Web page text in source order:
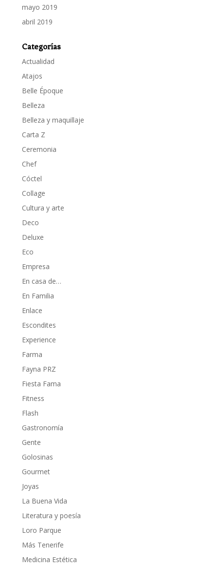
mayo 2019
abril 2019
Categorías
Actualidad
Atajos
Belle Époque
Belleza
Belleza y maquillaje
Carta Z
Ceremonia
Chef
Cóctel
Collage
Cultura y arte
Deco
Deluxe
Eco
Empresa
En casa de…
En Familia
Enlace
Escondites
Experience
Farma
Fayna PRZ
Fiesta Fama
Fitness
Flash
Gastronomía
Gente
Golosinas
Gourmet
Joyas
La Buena Vida
Literatura y poesía
Loro Parque
Más Tenerife
Medicina Estética